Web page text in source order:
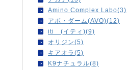
Amino Complex Labo(3)
アボ・ダーム(AVO)(12)
iti (イティ)(9)
オリジン(5)
キアオラ(5)
K9ナチュラル(8)